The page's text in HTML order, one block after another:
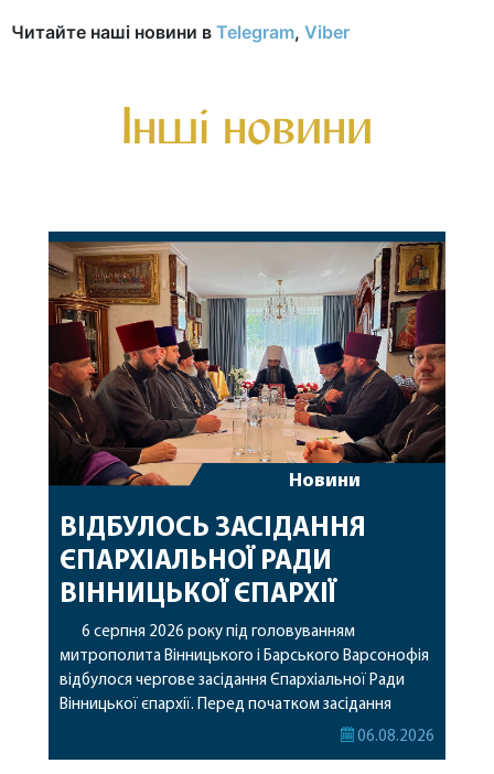
Читайте наші новини в Telegram, Viber
Інші новини
Новини
ВІДБУЛОСЬ ЗАСІДАННЯ
ЄПАРХІАЛЬНОЇ РАДИ
ВІННИЦЬКОЇ ЄПАРХІЇ
6 серпня 2026 року під головуванням
митрополита Вінницького і Барського Варсонофія
відбулося чергове засідання Єпархіальної Ради
Вінницької єпархії. Перед початком засідання
секретар Єпархіальної Ради від імені членів Ради
06.08.2026